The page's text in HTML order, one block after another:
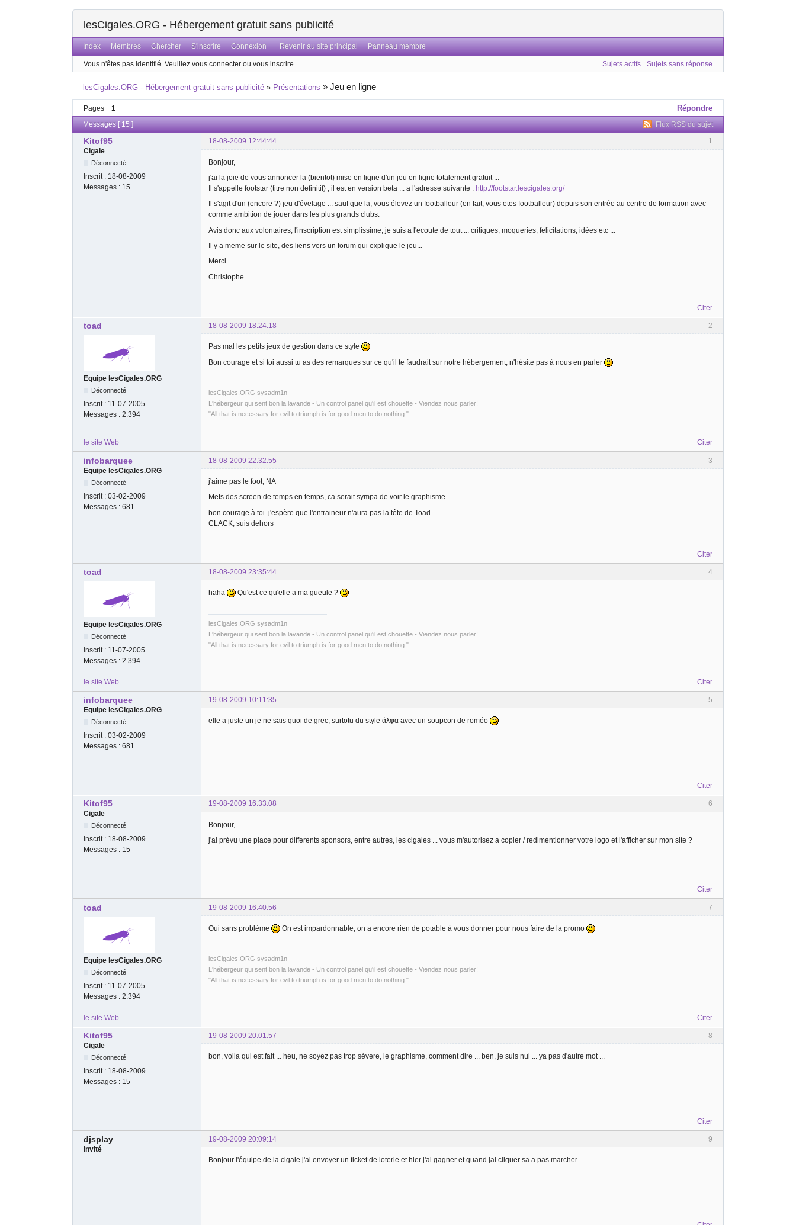
lesCigales.ORG - Hébergement gratuit sans publicité
Index Membres Chercher S'inscrire Connexion Revenir au site principal Panneau membre
Vous n'êtes pas identifié. Veuillez vous connecter ou vous inscrire. Sujets actifs Sujets sans réponse
lesCigales.ORG - Hébergement gratuit sans publicité » Présentations »Jeu en ligne
Pages 1 Répondre
Flux RSS du sujet
Messages [ 15 ]
1
Kitof95
18-08-2009 12:44:44
Cigale
Déconnecté
Inscrit : 18-08-2009
Messages : 15
Bonjour,
j'ai la joie de vous annoncer la (bientot) mise en ligne d'un jeu en ligne totalement gratuit ...
Il s'appelle footstar (titre non definitif) , il est en version beta ... a l'adresse suivante : http://footstar.lescigales.org/
Il s'agit d'un (encore ?) jeu d'évelage ... sauf que la, vous élevez un footballeur (en fait, vous etes footballeur) depuis son entrée au centre de formation avec
comme ambition de jouer dans les plus grands clubs.
Avis donc aux volontaires, l'inscription est simplissime, je suis a l'ecoute de tout ... critiques, moqueries, felicitations, idées etc ...
Il y a meme sur le site, des liens vers un forum qui explique le jeu...
Merci
Christophe
Citer
2
toad 18-08-2009 18:24:18
Equipe lesCigales.ORG
Déconnecté
Inscrit : 11-07-2005
Messages : 2.394
Pas mal les petits jeux de gestion dans ce style
Bon courage et si toi aussi tu as des remarques sur ce qu'il te faudrait sur notre hébergement, n'hésite pas à nous en parler
lesCigales.ORG sysadm1n
L'hébergeur qui sent bon la lavande - Un control panel qu'il est chouette - Viendez nous parler!
"All that is necessary for evil to triumph is for good men to do nothing."
le site Web Citer
3
infobarquee
18-08-2009 22:32:55
Equipe lesCigales.ORG
Déconnecté
Inscrit : 03-02-2009
Messages : 681
j'aime pas le foot, NA
Mets des screen de temps en temps, ca serait sympa de voir le graphisme.
bon courage à toi. j'espère que l'entraineur n'aura pas la tête de Toad.
CLACK, suis dehors
Citer
4
toad 18-08-2009 23:35:44
Equipe lesCigales.ORG
Déconnecté
Inscrit : 11-07-2005
Messages : 2.394
haha Qu'est ce qu'elle a ma gueule ?
lesCigales.ORG sysadm1n
L'hébergeur qui sent bon la lavande - Un control panel qu'il est chouette - Viendez nous parler!
"All that is necessary for evil to triumph is for good men to do nothing."
le site Web Citer
5
infobarquee
19-08-2009 10:11:35
Equipe lesCigales.ORG
Déconnecté
Inscrit : 03-02-2009
Messages : 681
elle a juste un je ne sais quoi de grec, surtotu du style άλφα avec un soupcon de roméo
Citer
6
Kitof95
19-08-2009 16:33:08
Cigale
Déconnecté
Inscrit : 18-08-2009
Messages : 15
Bonjour,
j'ai prévu une place pour differents sponsors, entre autres, les cigales ... vous m'autorisez a copier / redimentionner votre logo et l'afficher sur mon site ?
Citer
7
toad 19-08-2009 16:40:56
Equipe lesCigales.ORG
Déconnecté
Inscrit : 11-07-2005
Messages : 2.394
Oui sans problème On est impardonnable, on a encore rien de potable à vous donner pour nous faire de la promo
lesCigales.ORG sysadm1n
L'hébergeur qui sent bon la lavande - Un control panel qu'il est chouette - Viendez nous parler!
"All that is necessary for evil to triumph is for good men to do nothing."
le site Web Citer
8
Kitof95
19-08-2009 20:01:57
Cigale
Déconnecté
Inscrit : 18-08-2009
Messages : 15
bon, voila qui est fait ... heu, ne soyez pas trop sévere, le graphisme, comment dire ... ben, je suis nul ... ya pas d'autre mot ...
Citer
9
djsplay
19-08-2009 20:09:14
Invité
Bonjour l'équipe de la cigale j'ai envoyer un ticket de loterie et hier j'ai gagner et quand jai cliquer sa a pas marcher